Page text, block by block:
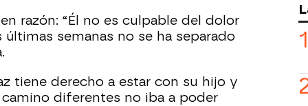
razón: “Él no es culpable del dolor
semanas no se ha separado
tiene derecho a estar con su hijo y
diferentes no iba a poder